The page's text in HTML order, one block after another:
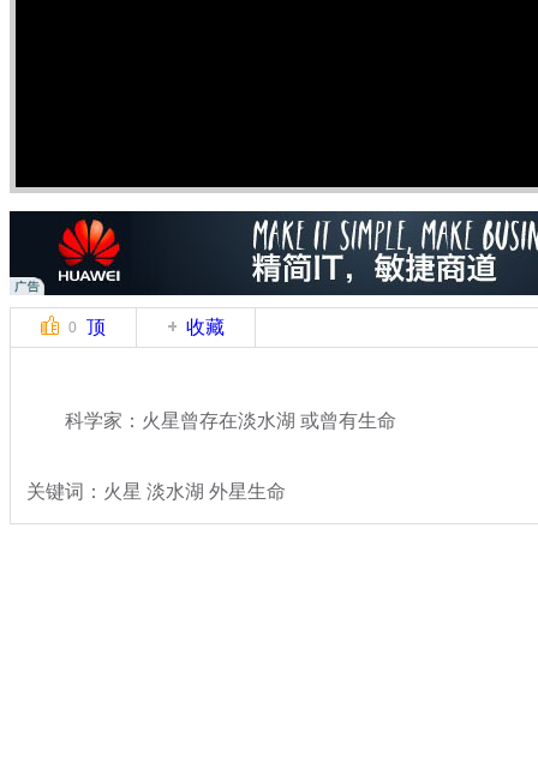
0 顶 收藏
科学家：火星曾存在淡水湖 或曾有生命
关键词：火星 淡水湖 外星生命